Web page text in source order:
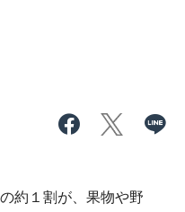
約１割が、果物や野